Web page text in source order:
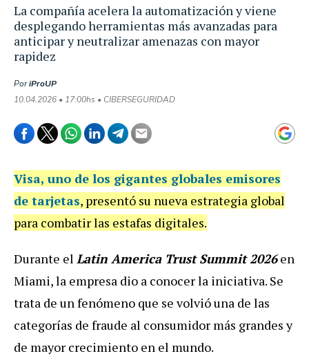
La compañía acelera la automatización y viene
desplegando herramientas más avanzadas para
anticipar y neutralizar amenazas con mayor
rapidez
PoriProUP
10.04.2026 • 17:00hs • CIBERSEGURIDAD
Visa, uno de los gigantes globales emisores
de tarjetas, presentó su nueva estrategia global
para combatir las estafas digitales.
Durante el Latin America Trust Summit 2026en
Miami, la empresa dio a conocer la iniciativa. Se
trata de un fenómeno que se volvió una de las
categorías de fraude al consumidor más grandes y
de mayor crecimiento en el mundo.